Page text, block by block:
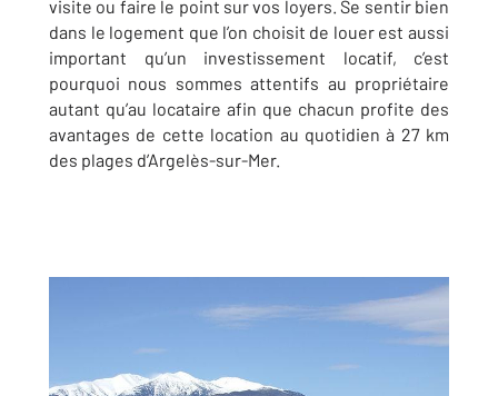
visite ou faire le point sur vos loyers. Se sentir bien
dans le logement que l’on choisit de louer est aussi
important qu’un investissement locatif, c’est
pourquoi nous sommes attentifs au propriétaire
autant qu’au locataire afin que chacun profite des
avantages de cette location au quotidien à 27 km
des plages d’Argelès-sur-Mer.